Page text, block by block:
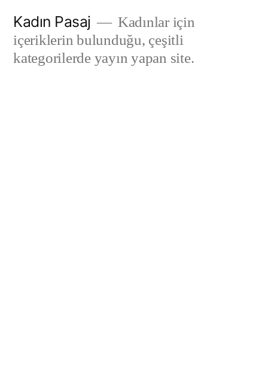
geç
Kadın Pasaj
Kadınlar için
içeriklerin bulunduğu, çeşitli
kategorilerde yayın yapan site.